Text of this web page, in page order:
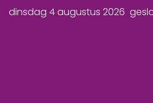
dinsdag 4 augustus 2026